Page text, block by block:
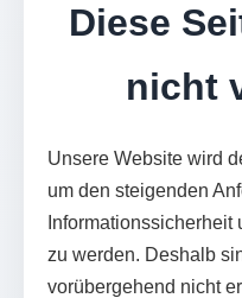
Diese
nicht
Unsere Website wird
um den steigenden
zu werden. Deshalb
vorübergehend nicht